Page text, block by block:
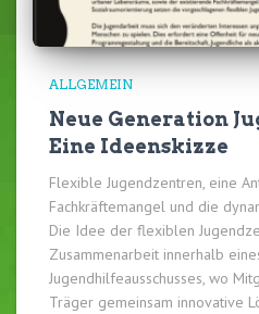
ALLGEMEIN
Neue Generation
Eine Ideenskizze
Flexible Jugendzentren, eine
Fachkräftemangel und die
Die Idee der flexiblen
Zusammenarbeit innerhalb
Jugendhilfeausschusses, wo
Träger gemeinsam innovative